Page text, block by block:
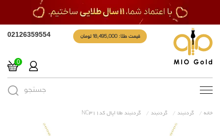
قیمت طلا: 18,495,000 تومان 02126359554
0
Toggle جستجو
خانه گردنبند گردنبند گردنبند طلا اپال کدNC311